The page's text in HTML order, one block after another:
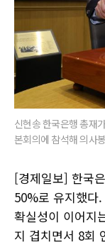
신현송 한국은행 총재
본회의에 참석해 의사
[경제일보] 한국
50%로 유지했다
확실성이 이어지
지 겹치면서 8회